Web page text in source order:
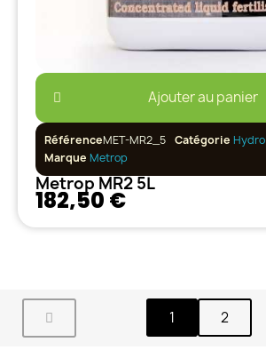
Ajouter au panier
RéférenceMET-MR2_5 Catégorie Hydro
Marque Metrop
Metrop MR2 5L
182,50 €
1 2